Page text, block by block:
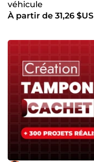
véhicule
À partir de 31,26 $US